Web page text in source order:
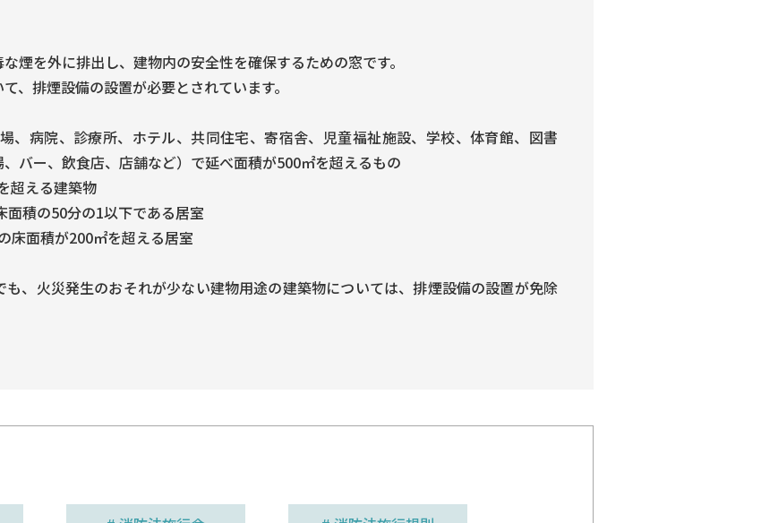
煙を外に排出し、建物内の安全性を確保するための窓です。
、排煙設備の設置が必要とされています。
、病院、診療所、ホテル、共同住宅、寄宿舎、児童福祉施設、学校、体育館、図書
バー、飲食店、店舗など）で延べ面積が500㎡を超えるもの
超える建築物
積の50分の1以下である居室
床面積が200㎡を超える居室
、火災発生のおそれが少ない建物用途の建築物については、排煙設備の設置が免除